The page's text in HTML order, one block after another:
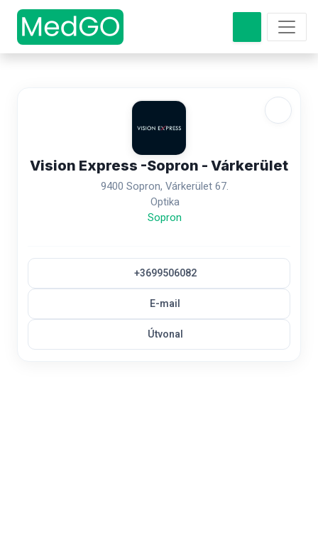
Vision Express -Sopron - Várkerület
9400 Sopron, Várkerület 67.
Optika
Sopron
+3699506082
E-mail
Útvonal